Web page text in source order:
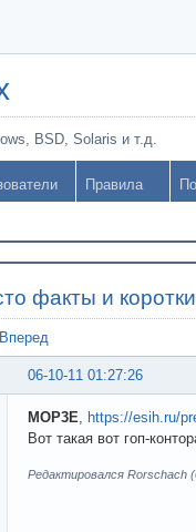
BSD, Solaris и т.д.
Правила
факты и
Вперед
06-10-11 01:27:26
MOP3E
https://esih.ru/
Вот такая вот гоп-
Редактировался Rorschach